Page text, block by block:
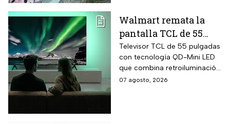
Walmart remata la
pantalla TCL de 55
pulgadas 4K QD-Mini
Led con $6,600 de
descuento en línea y
hasta 24 meses sin
Televisor TCL de 55 pulgadas
con tecnología QD-Mini LED
que combina retroiluminación
Mini LED de casi precisión
07 agosto, 2026